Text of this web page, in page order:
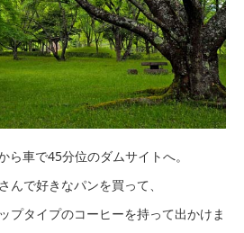
ら車で45分位のダムサイトへ。
んで好きなパンを買って、
プタイプのコーヒーを持って出かけま